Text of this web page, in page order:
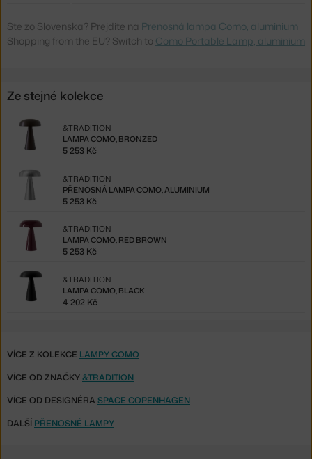
Ste zo Slovenska? Prejdite na Prenosná lampa Como, aluminium
Shopping from the EU? Switch to Como Portable Lamp, aluminium
Ze stejné kolekce
LAMPA COMO, BRONZED
&TRADITION
5 253 Kč
PŘENOSNÁ LAMPA COMO, ALUMINIUM
&TRADITION
5 253 Kč
LAMPA COMO, RED BROWN
&TRADITION
5 253 Kč
LAMPA COMO, BLACK
&TRADITION
4 202 Kč
VÍCE Z KOLEKCE LAMPY COMO
VÍCE OD ZNAČKY&TRADITION
VÍCE OD DESIGNÉRA SPACE COPENHAGEN
DALŠÍ PŘENOSNÉ LAMPY